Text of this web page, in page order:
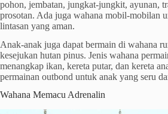
pohon, jembatan, jungkat-jungkit, ayunan,
prosotan. Ada juga wahana mobil-mobilan
lintasan yang aman.
Anak-anak juga dapat bermain di wahana
kesejukan hutan pinus. Jenis wahana
menangkap ikan, kereta putar, dan kereta
permainan outbond untuk anak yang seru
Wahana Memacu Adrenalin